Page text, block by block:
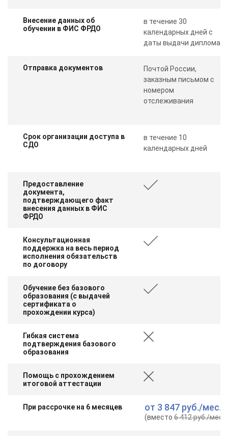
Внесение данных об
обучении в ФИС ФРДО
в течение 30
календарных дней с
даты выдачи диплома
Отправка документов
Почтой России,
заказным письмом с
номером
отслеживания
Срок организации доступа в
СДО
в течение 10
календарных дней
Предоставление
документа,
подтверждающего факт
внесения данных в ФИС
ФРДО
Консультационная
поддержка на весь период
исполнения обязательств
по договору
Обучение без базового
образования (с выдачей
сертификата о
прохождении курса)
Гибкая система
подтверждения базового
образования
Помощь с прохождением
итоговой аттестации
При рассрочке на 6 месяцев от 3 847 руб./мес.
(вместо6 412 руб./мес.